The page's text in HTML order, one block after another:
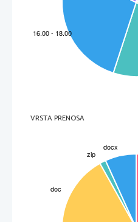
Lunine mene delimo glede na to kolikšna
Polna Luna - Ščip
Prazna Luna - Mlaj
zadnji krajec
VRSTA PRENOSA